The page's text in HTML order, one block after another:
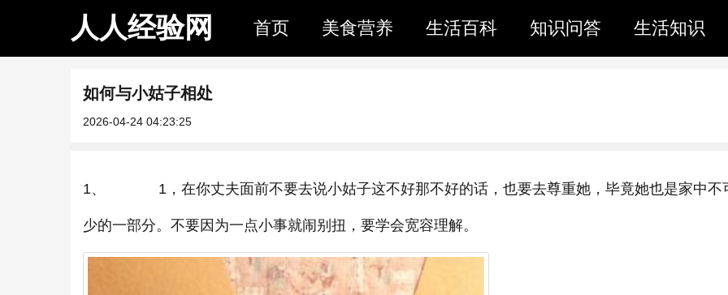
人人经验网 首页 美食营养 生活百科 知识问答 生活知识
如何与小姑子相处
2026-04-24 04:23:25
1、 1，在你丈夫面前不要去说小姑子这不好那不好的话，也要去尊重她，毕竟她也是家中不
少的一部分。不要因为一点小事就闹别扭，要学会宽容理解。